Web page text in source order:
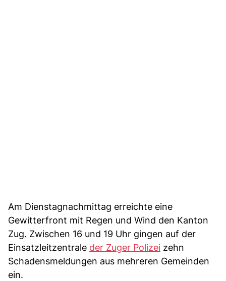
Am Dienstagnachmittag erreichte eine
Gewitterfront mit Regen und Wind den Kanton
Zug. Zwischen 16 und 19 Uhr gingen auf der
Einsatzleitzentrale der Zuger Polizei zehn
Schadensmeldungen aus mehreren Gemeinden
ein.